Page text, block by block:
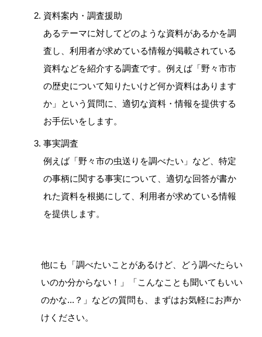
資料案内・調査援助
あるテーマに対してどのような資料があるかを調
査し、利用者が求めている情報が掲載されている
資料などを紹介する調査です。例えば「野々市市
の歴史について知りたいけど何か資料はあります
か」という質問に、適切な資料・情報を提供する
お手伝いをします。
事実調査
例えば「野々市の虫送りを調べたい」など、特定
の事柄に関する事実について、適切な回答が書か
れた資料を根拠にして、利用者が求めている情報
を提供します。
他にも「調べたいことがあるけど、どう調べたらい
いのか分からない！」「こんなことも聞いてもいい
のかな...？」などの質問も、まずはお気軽にお声か
けください。